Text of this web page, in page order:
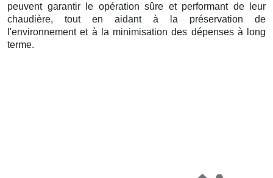
peuvent garantir le opération sûre et performant de leur
chaudière, tout en aidant à la préservation de
l'environnement et à la minimisation des dépenses à long
terme.